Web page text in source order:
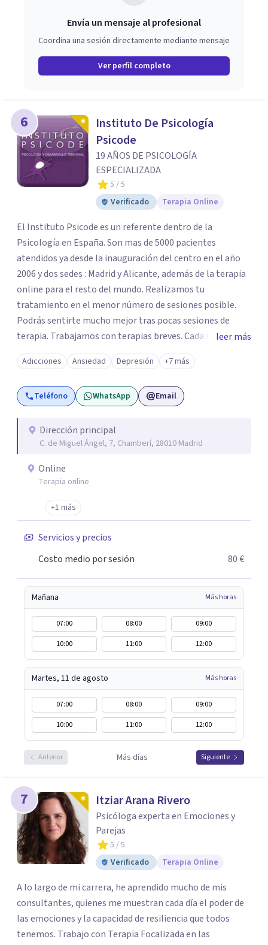
Envía un mensaje al profesional
Coordina una sesión directamente mediante mensaje
Ver perfil completo
6
Instituto De Psicología
Psicode
19 AÑOS DE PSICOLOGÍA
ESPECIALIZADA
5 / 5
Verificado
Terapia Online
El Instituto Psicode es un referente dentro de la
Psicología en España. Son mas de 5000 pacientes
atendidos ya desde la inauguración del centro en el año
2006 y dos sedes : Madrid y Alicante, además de la terapia
online para el resto del mundo. Realizamos tu
tratamiento en el menor número de sesiones posible.
Podrás sentirte mucho mejor tras pocas sesiones de
terapia. Trabajamos con terapias breves. Cada sesión de
terapia te resultará de utilidad y te ayudará a conseguir
tus objetivos. Entre nuestras especialidades destaca la
terapia de pareja y sexual, así como el tratamiento de
problemas emocionales, obsesiones, ansiedad , estrés,
además con un servicio de hipnosis regresiva para el
trabajo de "Terapia del Alma".
leer más
Adicciones Ansiedad Depresión +7 más
Teléfono WhatsApp Email
Dirección principal
C. de Miguel Ángel, 7, Chamberí, 28010 Madrid
Online
Terapia online
+1 más
Servicios y precios
Costo medio por sesión
80 €
Mañana Más horas
07:00 08:00
09:00
10:00
11:00 12:00
Martes, 11 de agosto Más horas
07:00 08:00
09:00
10:00
11:00 12:00
Anterior Más días Siguiente
7 Itziar Arana Rivero
Psicóloga experta en Emociones y
Parejas
5 / 5
Verificado
Terapia Online
A lo largo de mi carrera, he aprendido mucho de mis
consultantes, quienes me muestran cada día el poder de
las emociones y la capacidad de resiliencia que todos
tenemos. Trabajo con Terapia Focalizada en las